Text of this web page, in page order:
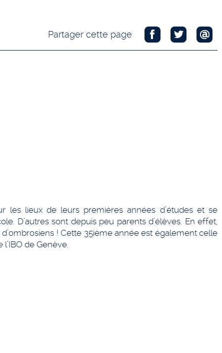
Partager cette page
les lieux de leurs premières années d’études et se
D’autres sont depuis peu parents d’élèves. En effet,
! Cette 35ième année est également celle
de Genève.